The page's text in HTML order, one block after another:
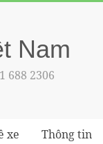
Nam
688 2306
xe Thông tin